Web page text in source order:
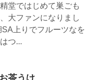
堂ではじめて巣ごも
大ファンになりまし
上りでフルーツなを
つ...
茶うけ